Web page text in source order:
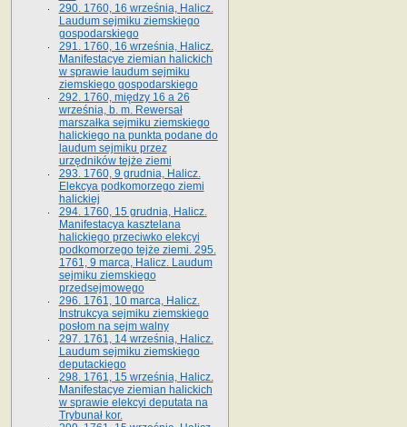
290. 1760, 16 września, Halicz.
Laudum sejmiku ziemskiego
gospodarskiego
291. 1760, 16 września, Halicz.
Manifestacye ziemian halickich
w sprawie laudum sejmiku
ziemskiego gospodarskiego
292. 1760, między 16 a 26
września, b. m. Rewersał
marszałka sejmiku ziemskiego
halickiego na punkta podane do
laudum sejmiku przez
urzędników tejże ziemi
293. 1760, 9 grudnia, Halicz.
Elekcya podkomorzego ziemi
halickiej
294. 1760, 15 grudnia, Halicz.
Manifestacya kasztelana
halickiego przeciwko elekcyi
podkomorzego tejże ziemi. 295.
1761, 9 marca, Halicz. Laudum
sejmiku ziemskiego
przedsejmowego
296. 1761, 10 marca, Halicz.
Instrukcya sejmiku ziemskiego
posłom na sejm walny
297. 1761, 14 września, Halicz.
Laudum sejmiku ziemskiego
deputackiego
298. 1761, 15 września, Halicz.
Manifestacye ziemian halickich
w sprawie elekcyi deputata na
Trybunał kor.